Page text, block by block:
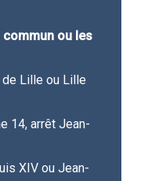
ou les
Lille ou Lille
14, arrêt Jean-
XIV ou Jean-